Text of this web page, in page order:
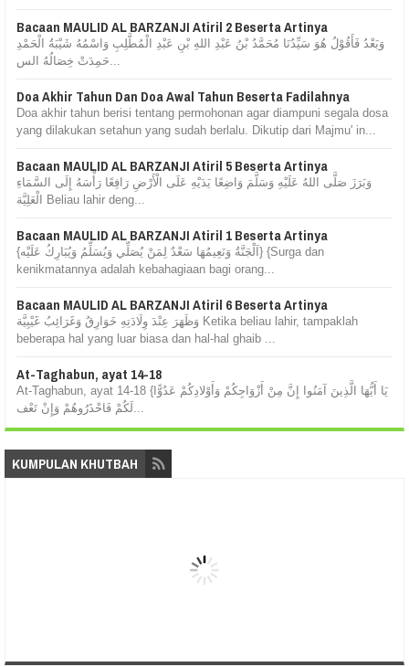
Bacaan MAULID AL BARZANJI Atiril 2 Beserta Artinya
وَبَعْدُ فَأَقُوْلُ هُوَ سَيِّدُنَا مُحَمَّدُ بْنُ عَبْدِ اللهِ بْنِ عَبْدِ الْمُطَّلِبِ وَاسْمُهُ شَيْبَةُ الْحَمْدِ
حَمِدَتْ خِصَالُهُ الس...
Doa Akhir Tahun Dan Doa Awal Tahun Beserta Fadilahnya
Doa akhir tahun berisi tentang permohonan agar diampuni segala dosa
yang dilakukan setahun yang sudah berlalu. Dikutip dari Majmu' in...
Bacaan MAULID AL BARZANJI Atiril 5 Beserta Artinya
وَبَرَزَ صَلَّى اللهُ عَلَيْهِ وَسَلَّمَ وَاضِعًا يَدَيْهِ عَلَى الْأَرْضِ رَافِعًا رَأْسَهُ إِلَى السَّمَاءِ
الْعَلِيَّة Beliau lahir deng...
Bacaan MAULID AL BARZANJI Atiril 1 Beserta Artinya
{اَلْجَنَّةُ وَنَعِيمُهَا سَعْدٌ لِمَنْ يُصَلِّي وَيُسَلِّمُ وَيُبَارِكُ عَلَيْه} {Surga dan
kenikmatannya adalah kebahagiaan bagi orang...
Bacaan MAULID AL BARZANJI Atiril 6 Beserta Artinya
وَظَهَرَ عِنْدَ وِلَادَتِهِ خَوَارِقُ وَغَرَائِبُ غَيْبِيَّة Ketika beliau lahir, tampaklah
beberapa hal yang luar biasa dan hal-hal ghaib ...
At-Taghabun, ayat 14-18
At-Taghabun, ayat 14-18 {يَا أَيُّهَا الَّذِينَ آمَنُوا إِنَّ مِنْ أَزْوَاجِكُمْ وَأَوْلادِكُمْ عَدُوًّا
لَكُمْ فَاحْذَرُوهُمْ وَإِنْ تَعْف...
KUMPULAN KHUTBAH